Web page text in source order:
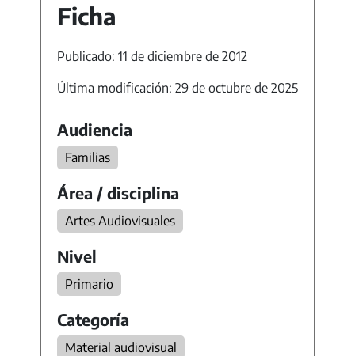
Ficha
Publicado: 11 de diciembre de 2012
Última modificación: 29 de octubre de 2025
Audiencia
Familias
Área / disciplina
Artes Audiovisuales
Nivel
Primario
Categoría
Material audiovisual